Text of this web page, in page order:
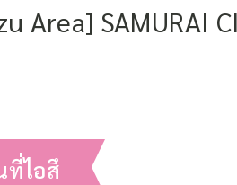
Area] SAMURAI
ไอสึ